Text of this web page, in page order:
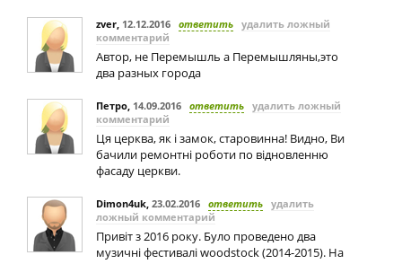
zver, 12.12.2016 ответить удалить ложный
комментарий
Автор, не Перемышль а Перемышляны,это
два разных города
Петро, 14.09.2016 ответить удалить ложный
комментарий
Ця церква, як і замок, старовинна! Видно, Ви
бачили ремонтні роботи по відновленню
фасаду церкви.
Dimon4uk, 23.02.2016 ответить удалить
ложный комментарий
Привіт з 2016 року. Було проведено два
музичні фестивалі woodstock (2014-2015). На